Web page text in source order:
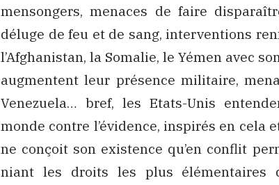
mensongers, menaces de faire
déluge de feu et de sang, interventions
l’Afghanistan, la Somalie, le Yémen avec
augmentent leur présence militaire,
Venezuela… bref, les Etats-Unis
monde contre l’évidence, inspirés en cela
ne conçoit son existence qu’en conflit
niant les droits les plus élémentaires